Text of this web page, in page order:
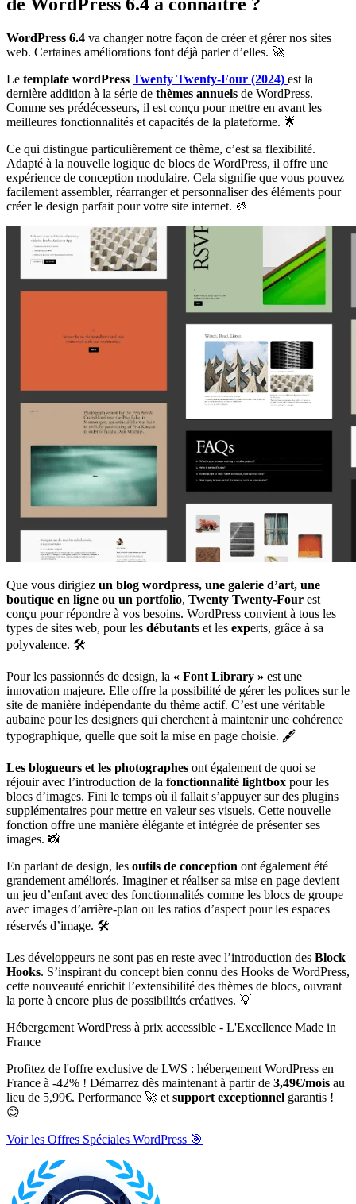
WordPress 6.4 va changer notre façon de créer et gérer nos sites
web. Certaines améliorations font déjà parler d’elles. 🚀
Le template wordPress Twenty Twenty-Four (2024) est la
dernière addition à la série de thèmes annuels de WordPress.
Comme ses prédécesseurs, il est conçu pour mettre en avant les
meilleures fonctionnalités et capacités de la plateforme. 🌟
Ce qui distingue particulièrement ce thème, c’est sa flexibilité.
Adapté à la nouvelle logique de blocs de WordPress, il offre une
expérience de conception modulaire. Cela signifie que vous pouvez
facilement assembler, réarranger et personnaliser des éléments pour
créer le design parfait pour votre site internet. 🎨
Que vous dirigiez un blog wordpress, une galerie d’art, une
boutique en ligne ou un portfolio, Twenty Twenty-Four est
conçu pour répondre à vos besoins. WordPress convient à tous les
types de sites web, pour les débutants et les experts, grâce à sa
polyvalence. 🛠️
Pour les passionnés de design, la « Font Library » est une
innovation majeure. Elle offre la possibilité de gérer les polices sur le
site de manière indépendante du thème actif. C’est une véritable
aubaine pour les designers qui cherchent à maintenir une cohérence
typographique, quelle que soit la mise en page choisie. 🖋️
Les blogueurs et les photographes ont également de quoi se
réjouir avec l’introduction de la fonctionnalité lightbox pour les
blocs d’images. Fini le temps où il fallait s’appuyer sur des plugins
supplémentaires pour mettre en valeur ses visuels. Cette nouvelle
fonction offre une manière élégante et intégrée de présenter ses
images. 📸
En parlant de design, les outils de conception ont également été
grandement améliorés. Imaginer et réaliser sa mise en page devient
un jeu d’enfant avec des fonctionnalités comme les blocs de groupe
avec images d’arrière-plan ou les ratios d’aspect pour les espaces
réservés d’image. 🛠️
Les développeurs ne sont pas en reste avec l’introduction des Block
Hooks. S’inspirant du concept bien connu des Hooks de WordPress,
cette nouveauté enrichit l’extensibilité des thèmes de blocs, ouvrant
la porte à encore plus de possibilités créatives. 💡
Hébergement WordPress à prix accessible - L'Excellence Made in
France
Profitez de l'offre exclusive de LWS : hébergement WordPress en
France à -42% ! Démarrez dès maintenant à partir de 3,49€/mois au
lieu de 5,99€. Performance 🚀 et support exceptionnel garantis !
😊
Voir les Offres Spéciales WordPress 🎯